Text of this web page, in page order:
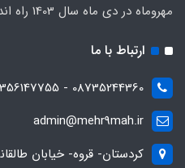
مهروماه در دی ماه سال 1403 راه اندازی شد.
ارتباط با ما
08735244360 - 09356147755
admin@mehr9mah.ir
کردستان- قروه- خیابان